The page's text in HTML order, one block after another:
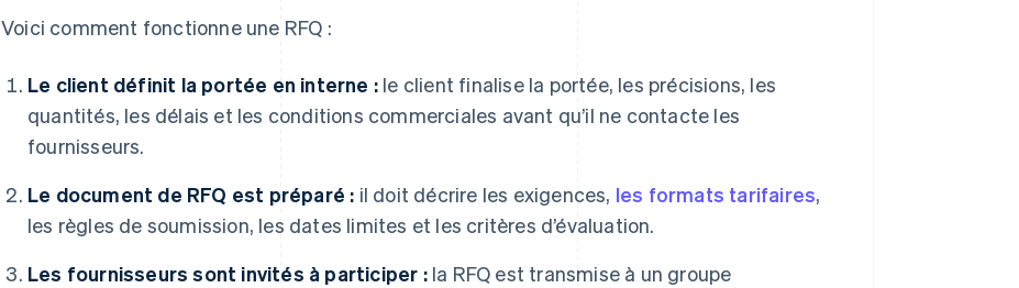
Voici comment fonctionne une RFQ :
Le client définit la portée en interne : le client finalise la portée, les précisions, les
quantités, les délais et les conditions commerciales avant qu’il ne contacte les
fournisseurs.
Le document de RFQ est préparé : il doit décrire les exigences, les formats tarifaires,
les règles de soumission, les dates limites et les critères d’évaluation.
Les fournisseurs sont invités à participer :la RFQ est transmise à un groupe